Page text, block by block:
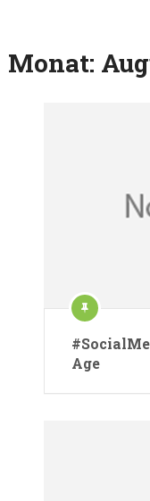
Monat:
Age